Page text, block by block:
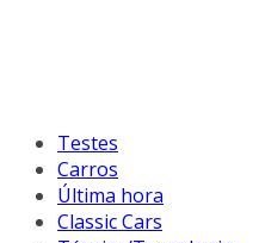
Testes
Carros
Última hora
Classic Cars